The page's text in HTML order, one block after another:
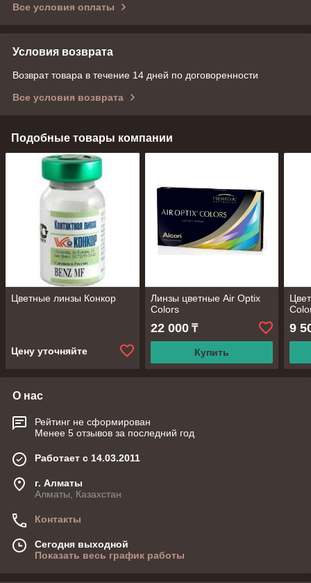
Все условия оплаты
Условия возврата
Возврат товара в течение 14 дней по договоренности
Все условия возврата
Подобные товары компании
Цветные линзы Конкор
Цену уточняйте
Линзы цветные Air Optix
Colors
22 000₸
Купить
9
О нас
Рейтинг не сформирован
Менее 5 отзывов за последний год
Работает с 14.03.2011
г. Алматы
Алматы, Казахстан
Контакты
Сегодня выходной
Показать весь график работы